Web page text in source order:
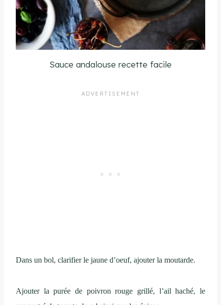
Sauce andalouse recette facile
Dans un bol, clarifier le jaune d’oeuf, ajouter la moutarde.
Ajouter la purée de poivron rouge grillé, l’ail haché, le